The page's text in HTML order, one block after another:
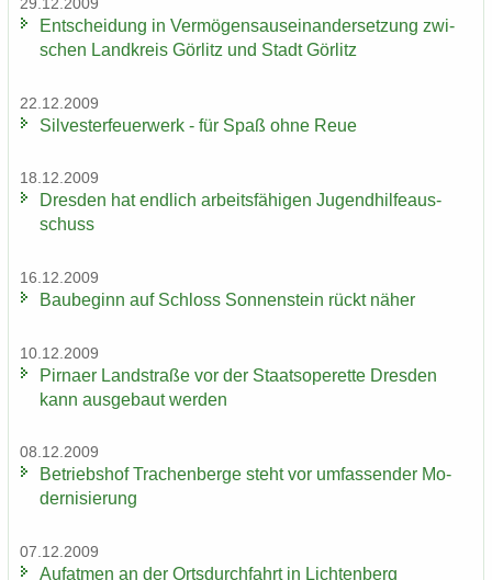
29.12.2009
Ent­schei­dung in Ver­mö­gens­aus­ein­an­der­set­zung zwi­
schen Land­kreis Gör­litz und Stadt Gör­litz
22.12.2009
Sil­ves­ter­feu­er­werk - für Spaß ohne Reue
18.12.2009
Dres­den hat end­lich ar­beits­fä­hi­gen Ju­gend­hil­fe­aus­
schuss
16.12.2009
Bau­be­ginn auf Schloss Son­nen­stein rückt näher
10.12.2009
Pirna­er Land­stra­ße vor der Staats­ope­ret­te Dres­den
kann aus­ge­baut wer­den
08.12.2009
Be­triebs­hof Tra­chen­ber­ge steht vor um­fas­sen­der Mo­
der­ni­sie­rung
07.12.2009
Auf­at­men an der Orts­durch­fahrt in Lich­ten­berg